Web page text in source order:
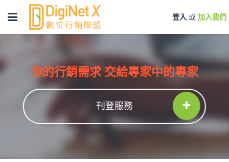
Toggle
navigation
登入 或 加入我們
你的行銷需求 交給專家中的專家
刊登服務